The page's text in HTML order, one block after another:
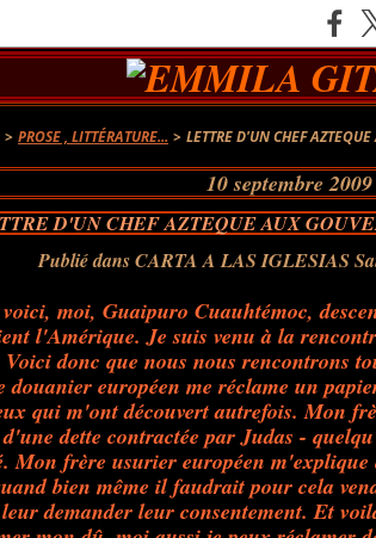
> PROSE , LITTÉRATURE... > LETTRE D'UN CHEF
10 septembre 2009
D'UN CHEF AZTEQUE AUX
Publié dans CARTA A LAS IGLESIAS
moi, Guaipuro Cuauhtémoc,
l'Amérique. Je suis venu à la
donc que nous nous rencontrons
douanier européen me réclame un
qui m'ont découvert autrefois. Mon
dette contractée par Judas -
Mon frère usurier européen m'explique
bien même il faudrait pour cela
demander leur consentement. Et